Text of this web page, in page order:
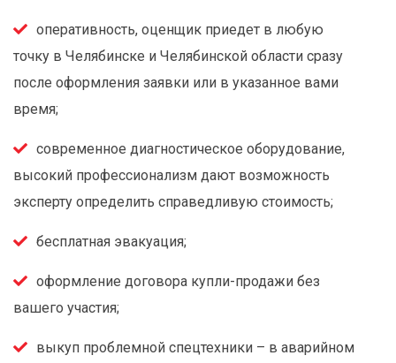
оперативность, оценщик приедет в любую
точку в Челябинске и Челябинской области сразу
после оформления заявки или в указанное вами
время;
современное диагностическое оборудование,
высокий профессионализм дают возможность
эксперту определить справедливую стоимость;
бесплатная эвакуация;
оформление договора купли-продажи без
вашего участия;
выкуп проблемной спецтехники – в аварийном